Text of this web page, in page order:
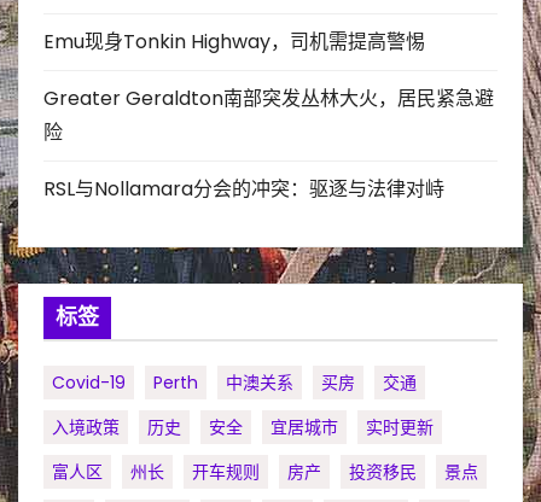
Emu现身Tonkin Highway，司机需提高警惕
Greater Geraldton南部突发丛林大火，居民紧急避
险
RSL与Nollamara分会的冲突：驱逐与法律对峙
标签
Covid-19 Perth 中澳关系 买房
交通
入境政策
历史 安全 宜居城市
实时更新
富人区
州长 开车规则 房产 投资移民
景点